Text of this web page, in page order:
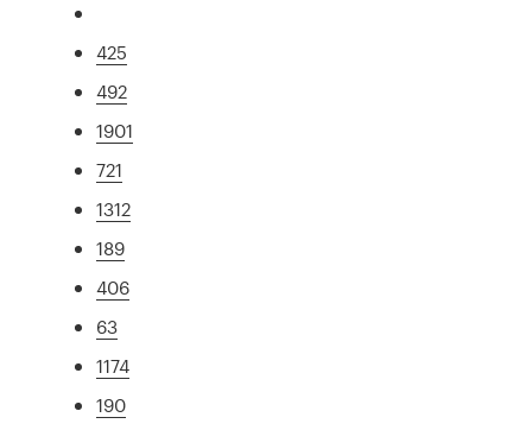
425
492
1901
721
1312
189
406
63
1174
190